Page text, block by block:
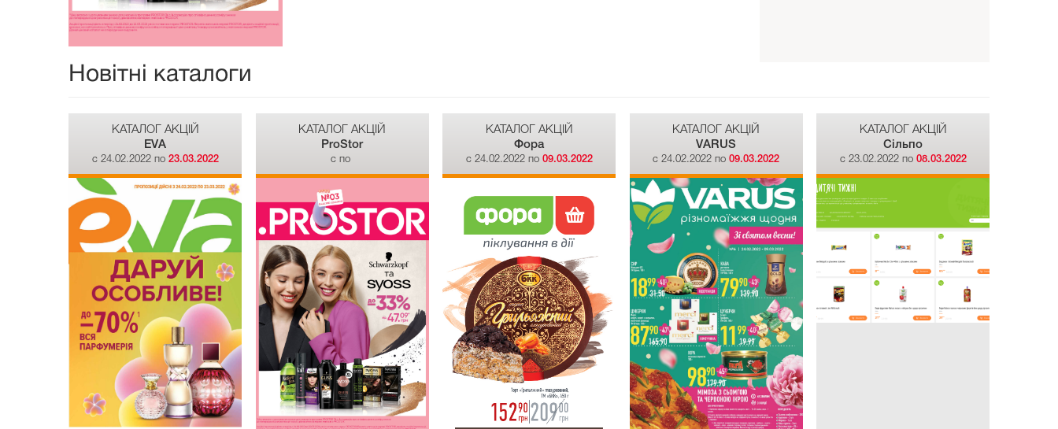
Новітні каталоги
КАТАЛОГ АКЦІЙ
EVA
c 24.02.2022 по 23.03.2022
КАТАЛОГ АКЦІЙ
ProStor
c по
КАТАЛОГ АКЦІЙ
Фора
c 24.02.2022 по 09.03.2022
КАТАЛОГ АКЦІЙ
VARUS
c 24.02.2022 по 09.03.2022
КАТАЛОГ АКЦІЙ
Сiльпо
c 23.02.2022 по 08.03.2022